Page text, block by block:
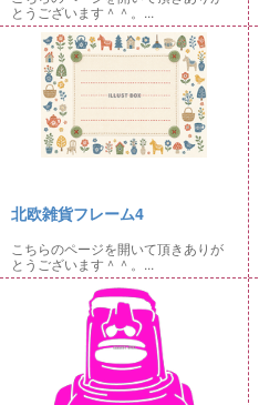
とうございます＾＾。...
北欧雑貨フレーム4
こちらのページを開いて頂きありが
とうございます＾＾。...